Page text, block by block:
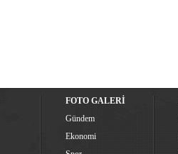
FOTO GALERİ
Gündem
Ekonomi